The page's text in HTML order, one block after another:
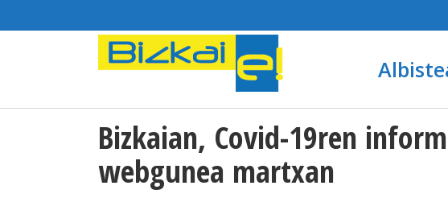
Bizkaian, Covid-19ren
webgunea martxan